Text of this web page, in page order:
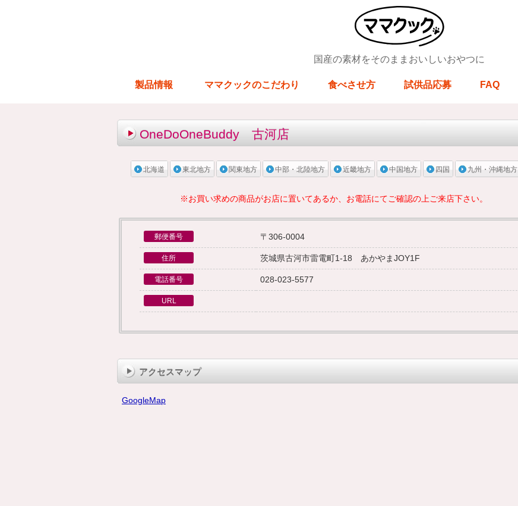
国産の素材をそのままおいしいおやつに
製品情報 ママクックのこだわり 食べさせ方 試供品応募 FAQ
OneDoOneBuddy 古河店
北海道 東北地方 関東地方 中部・北陸地方 近畿地方 中国地方 四国 九州・沖縄地方
※お買い求めの商品がお店に置いてあるか、お電話にてご確認の上ご来店下さい。
郵便番号 〒306-0004
住所 茨城県古河市雷電町1-18 あかやまJOY1F
電話番号 028-023-5577
URL
アクセスマップ
GoogleMap